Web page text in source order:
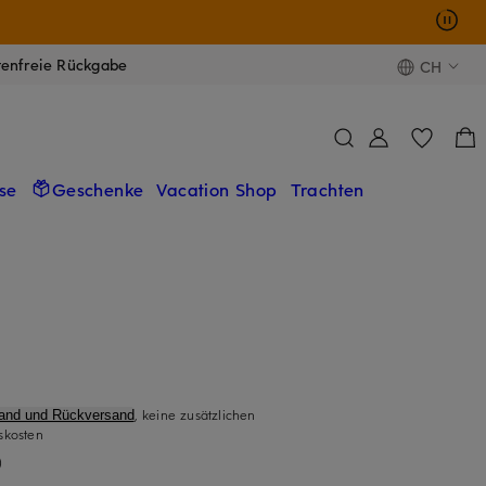
Rückgabe CH
Geschenke Vacation Shop Trachten
und Rückversand, keine zusätzlichen